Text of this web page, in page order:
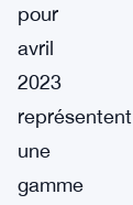
pour
avril
2023
représentent
une
gamme